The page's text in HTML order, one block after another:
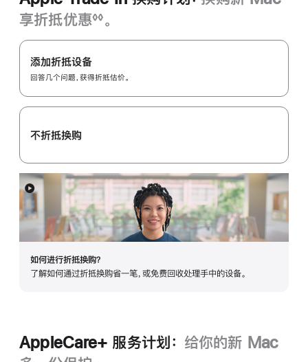
享折抵优惠
注
◊◊ 。
Apple
Trade
换
购
划：
添加折抵设备
回答几个问题，获得折抵估价。
不折抵换购
如何进行折抵换购？
了解如何通过折抵换购省一笔，或免费回收处理手中的设备。
展
开
AppleCare+ 服务计划： 给你的新 Mac